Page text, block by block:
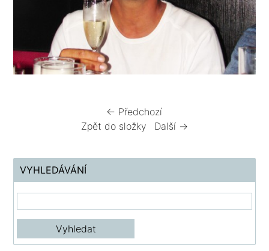
← Předchozí
Zpět do složky
Další →
VYHLEDÁVÁNÍ